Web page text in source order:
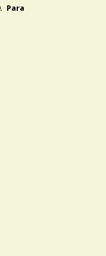
Para